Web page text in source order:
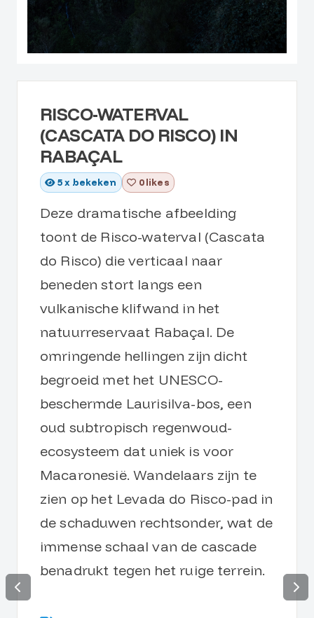
RISCO-WATERVAL
(CASCATA DO RISCO) IN
RABAÇAL
5x bekeken 0 likes
Deze dramatische afbeelding
toont de Risco-waterval (Cascata
do Risco) die verticaal naar
beneden stort langs een
vulkanische klifwand in het
natuurreservaat Rabaçal. De
omringende hellingen zijn dicht
begroeid met het UNESCO-
beschermde Laurisilva-bos, een
oud subtropisch regenwoud-
ecosysteem dat uniek is voor
Macaronesië. Wandelaars zijn te
zien op het Levada do Risco-pad in
de schaduwen rechtsonder, wat de
immense schaal van de cascade
benadrukt tegen het ruige terrein.